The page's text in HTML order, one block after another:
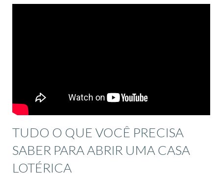
TUDO O QUE VOCÊ PRECISA
SABER PARA ABRIR UMA CASA
LOTÉRICA